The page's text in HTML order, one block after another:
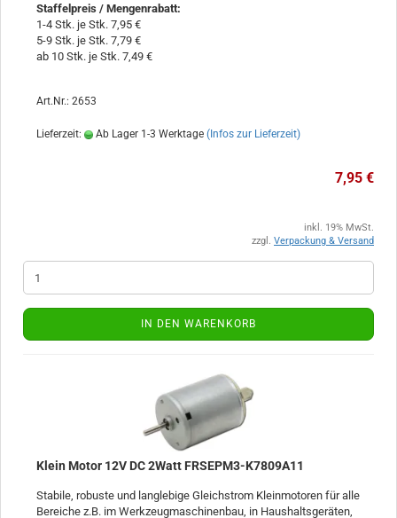
Staffelpreis / Mengenrabatt:
1-4 Stk. je Stk. 7,95 €
5-9 Stk. je Stk. 7,79 €
ab 10 Stk. je Stk. 7,49 €
Art.Nr.: 2653
Lieferzeit: Ab Lager 1-3 Werktage (Infos zur Lieferzeit)
7,95 €
inkl. 19% MwSt.
zzgl. Verpackung & Versand
IN DEN WARENKORB
Klein Motor 12V DC 2Watt FRSEPM3-K7809A11
Stabile, robuste und langlebige Gleichstrom Kleinmotoren für alle
Bereiche z.B. im Werkzeugmaschinenbau, in Haushaltsgeräten,